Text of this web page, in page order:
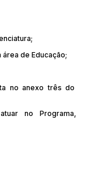
de Educação;
no anexo três do
no Programa,